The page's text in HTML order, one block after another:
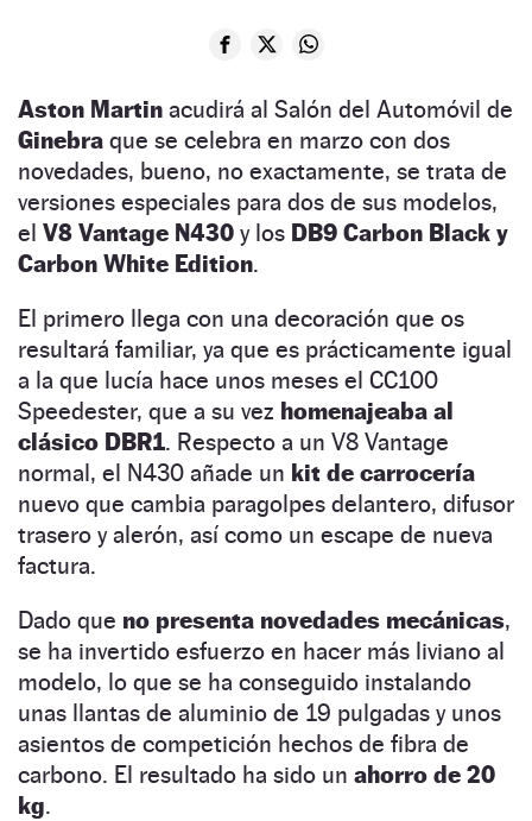
Aston Martin acudirá al Salón del Automóvil de
Ginebra que se celebra en marzo con dos
novedades, bueno, no exactamente, se trata de
versiones especiales para dos de sus modelos,
el V8 Vantage N430 y los DB9 Carbon Black y
Carbon White Edition.
El primero llega con una decoración que os
resultará familiar, ya que es prácticamente igual
a la que lucía hace unos meses el CC100
Speedester, que a su vez homenajeaba al
clásico DBR1. Respecto a un V8 Vantage
normal, el N430 añade un kit de carrocería
nuevo que cambia paragolpes delantero, difusor
trasero y alerón, así como un escape de nueva
factura.
Dado que no presenta novedades mecánicas,
se ha invertido esfuerzo en hacer más liviano al
modelo, lo que se ha conseguido instalando
unas llantas de aluminio de 19 pulgadas y unos
asientos de competición hechos de fibra de
carbono. El resultado ha sido un ahorro de 20
kg.